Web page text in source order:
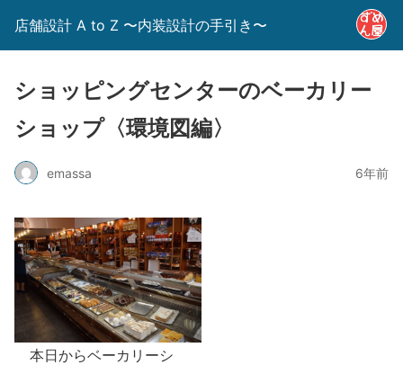
店舗設計 A to Z 〜内装設計の手引き〜
ショッピングセンターのベーカリー
ショップ〈環境図編〉
emassa 6年前
本日からベーカリーシ